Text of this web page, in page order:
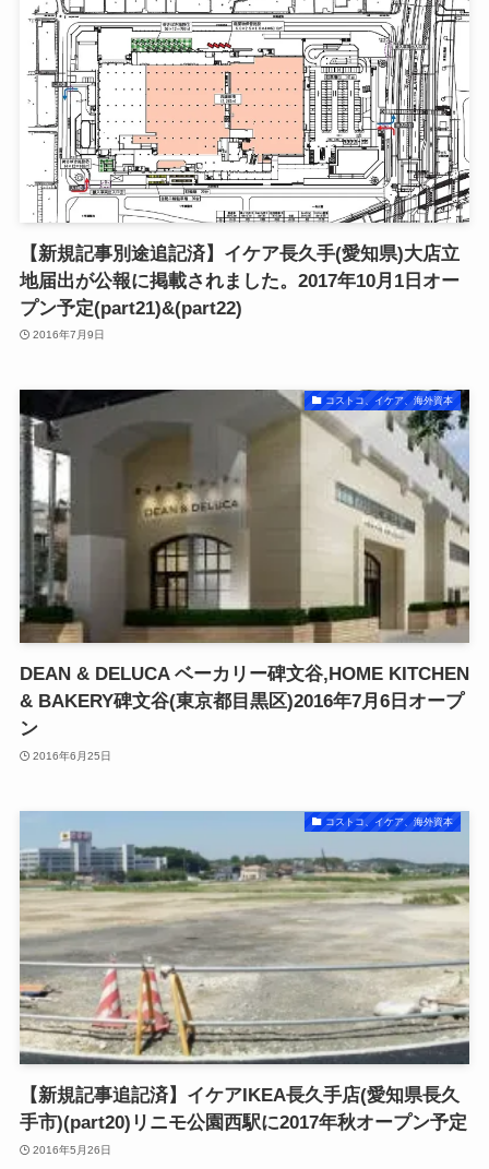
【新規記事別途追記済】イケア長久手(愛知県)大店立
地届出が公報に掲載されました。2017年10月1日オー
プン予定(part21)&(part22)
2016年7月9日
コストコ、イケア、海外資本
DEAN & DELUCA ベーカリー碑文谷,HOME KITCHEN
& BAKERY碑文谷(東京都目黒区)2016年7月6日オープ
ン
2016年6月25日
コストコ、イケア、海外資本
【新規記事追記済】イケアIKEA長久手店(愛知県長久
手市)(part20)リニモ公園西駅に2017年秋オープン予定
2016年5月26日